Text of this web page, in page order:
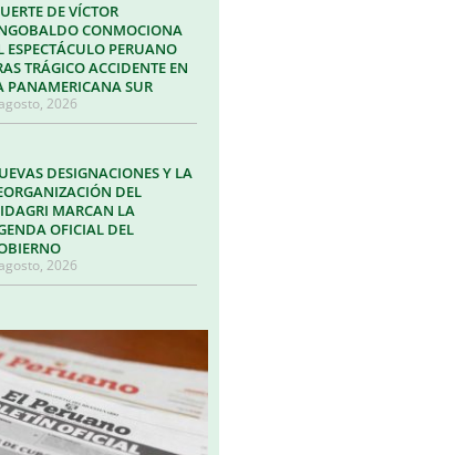
DE VÍCTOR
CONMOCIONA
ESPECTÁCULO PERUANO
TRÁGICO ACCIDENTE EN
PANAMERICANA SUR
2026
DESIGNACIONES Y LA
DEL
MARCAN LA
OFICIAL DEL
2026